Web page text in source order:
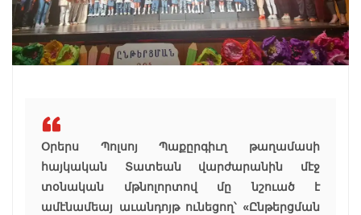
Օրերս Պոլսոյ Պաքըրգիւղ թաղամասի
հայկական Տատեան վարժարանին մէջ
տօնական մթնոլորտով մը նշուած է
ամէնամեայ աւանդոյթ ունեցող՝ «Ընթերցման